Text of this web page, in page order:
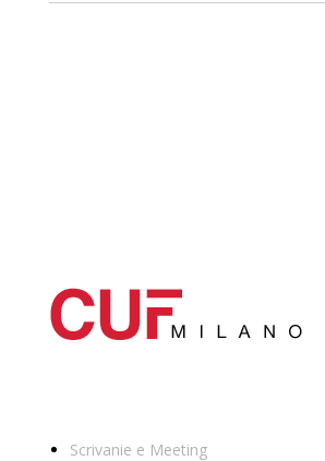
Scrivanie e Meeting